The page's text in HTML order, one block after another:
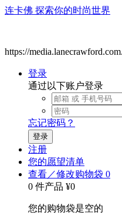
连卡佛 探索你的时尚世界
https://
登录
通过以下账户登录
忘记密码？
登录
注册
您的愿望清单
查看／修改购物袋 0
0 件产品 ¥0
您的购物袋是空的